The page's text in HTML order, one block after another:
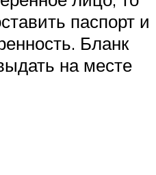
паспорт и
Бланк
на месте